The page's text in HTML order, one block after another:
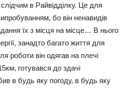
в Райвідділку. Це для
бо він ненавидів
їх з місця на місце… В нього
занадто багато життя для
роботи він одягав на плечі
готувався до здачі
в будь яку погоду, в будь яку